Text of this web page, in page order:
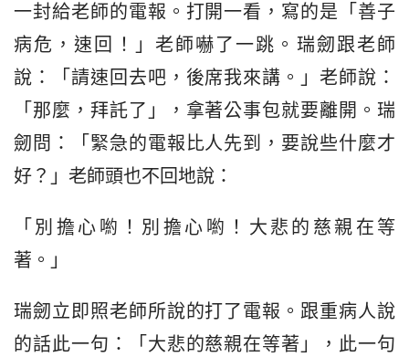
一封給老師的電報。打開一看，寫的是「善子
病危，速回！」老師嚇了一跳。瑞劒跟老師
說：「請速回去吧，後席我來講。」老師說：
「那麼，拜託了」，拿著公事包就要離開。瑞
劒問：「緊急的電報比人先到，要說些什麼才
好？」老師頭也不回地說：
「別擔心喲！別擔心喲！大悲的慈親在等
著。」
瑞劒立即照老師所說的打了電報。跟重病人說
的話此一句：「大悲的慈親在等著」，此一句